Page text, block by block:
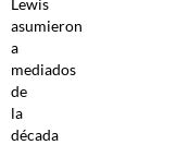
asumieron
a
mediados
de
la
década